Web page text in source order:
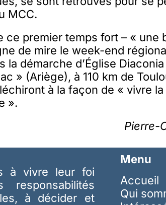
MCC.
ce premier temps fort – « une
de mire le week-end
la démarche d’Église
» (Ariège), à 110 km de
à la façon de « vivre
».
Pierre-
à vivre leur foi
à décider et
Menu
Accueil
Qui